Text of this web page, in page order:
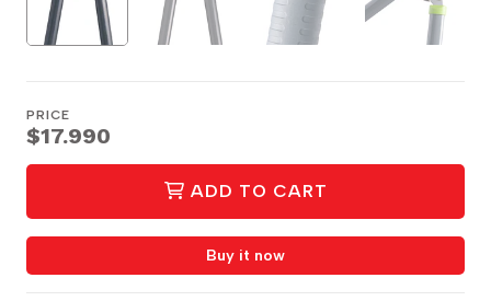
PRICE
$17.990
ADD TO CART
Buy it now